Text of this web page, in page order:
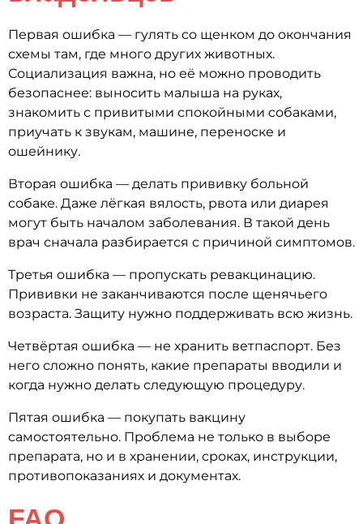
Первая ошибка — гулять со щенком до окончания
схемы там, где много других животных.
Социализация важна, но её можно проводить
безопаснее: выносить малыша на руках,
знакомить с привитыми спокойными собаками,
приучать к звукам, машине, переноске и
ошейнику.
Вторая ошибка — делать прививку больной
собаке. Даже лёгкая вялость, рвота или диарея
могут быть началом заболевания. В такой день
врач сначала разбирается с причиной симптомов.
Третья ошибка — пропускать ревакцинацию.
Прививки не заканчиваются после щенячьего
возраста. Защиту нужно поддерживать всю жизнь.
Четвёртая ошибка — не хранить ветпаспорт. Без
него сложно понять, какие препараты вводили и
когда нужно делать следующую процедуру.
Пятая ошибка — покупать вакцину
самостоятельно. Проблема не только в выборе
препарата, но и в хранении, сроках, инструкции,
противопоказаниях и документах.